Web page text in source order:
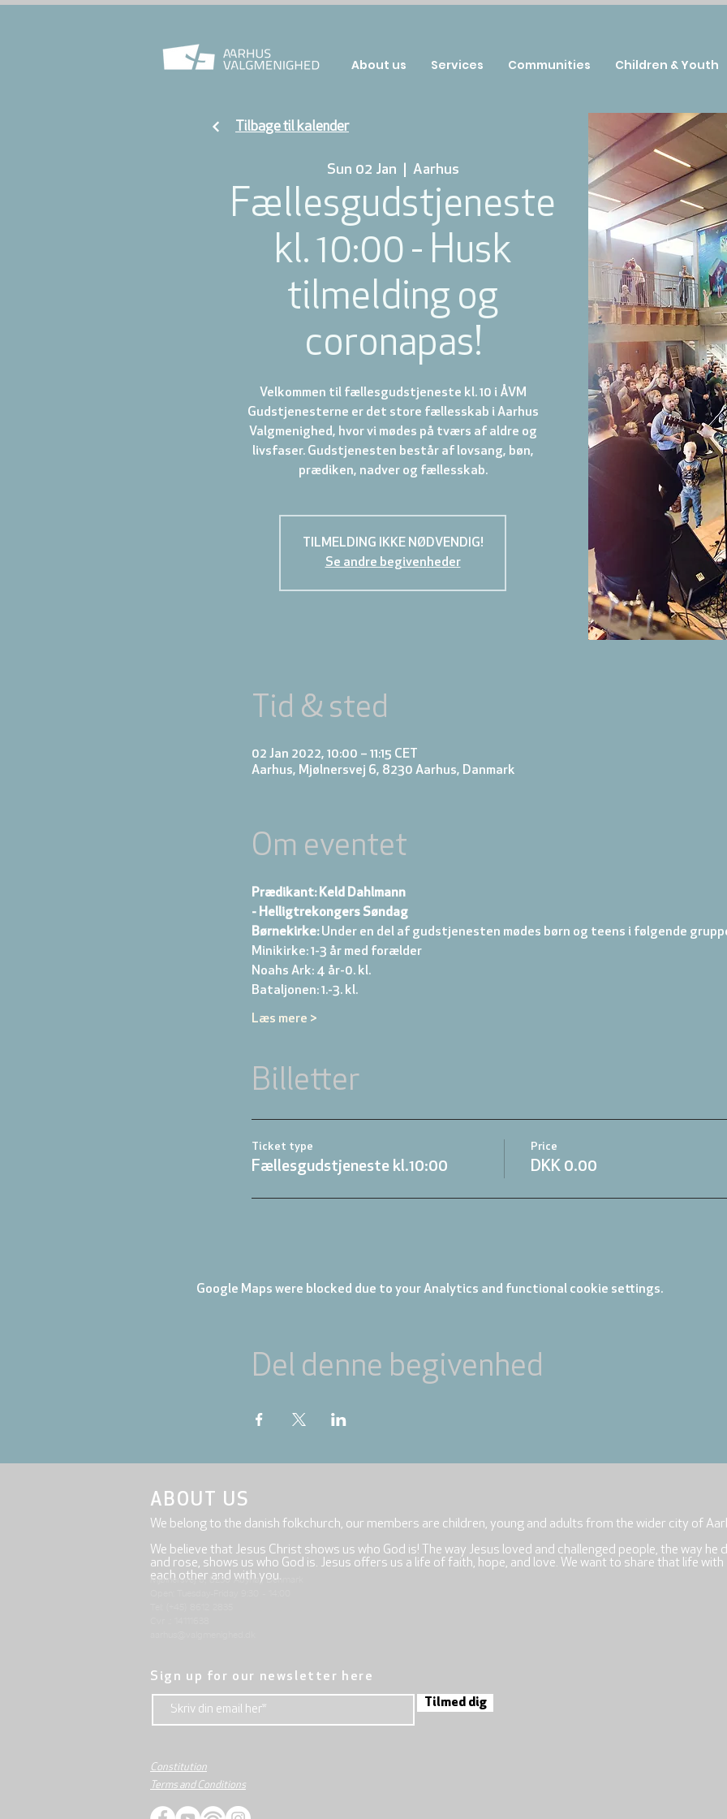
Sun 02 Jan Aarhus
Fællesgudstjeneste
kl. 10:00 - Husk
tilmelding og
coronapas!
Velkommen til fællesgudstjeneste kl. 10 i ÅVM
Gudstjenesterne er det store fællesskab i Aarhus
Valgmenighed, hvor vi mødes på tværs af aldre og
livsfaser. Gudstjenesten består af lovsang, bøn,
prædiken, nadver og fællesskab.
TILMELDING IKKE NØDVENDIG!
Se andre begivenheder
Tid & sted
02 Jan 2022, 10:00 – 11:15 CET
Aarhus, Mjølnersvej 6, 8230 Aarhus, Danmark
Om eventet
Prædikant: Keld Dahlmann
- Helligtrekongers Søndag
Børnekirke: Under en del af gudstjenesten mødes børn og teens i følgende
Minikirke: 1-3 år med forælder
Noahs Ark: 4 år-0. kl.
Bataljonen: 1.-3. kl.
Læs mere >
Billetter
Ticket type
Fællesgudstjeneste kl.10:00
Price
DKK 0.00
Google Maps were blocked due to your Analytics and functional cookie settings.
Del denne begivenhed
Tilbage til kalender
About us Services Communities Children & Youth
ABOUT US
We belong to the danish folkchurch, our members are children, young and adults from the wider city of
We believe that Jesus Christ shows us who God is! The way Jesus loved and challenged people, the way he
and rose, shows us who God is. Jesus offers us a life of faith, hope, and love. We want to share that life with
each other and with you.
Mjølnersvej 6, 8230 Åbyhøj, Denmark
Sign up for our newsletter here
Tilmed dig
Constitution
Terms and Conditions